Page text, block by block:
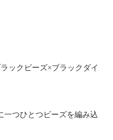
ックビーズ×ブラックダイ
一つひとつビーズを編み込